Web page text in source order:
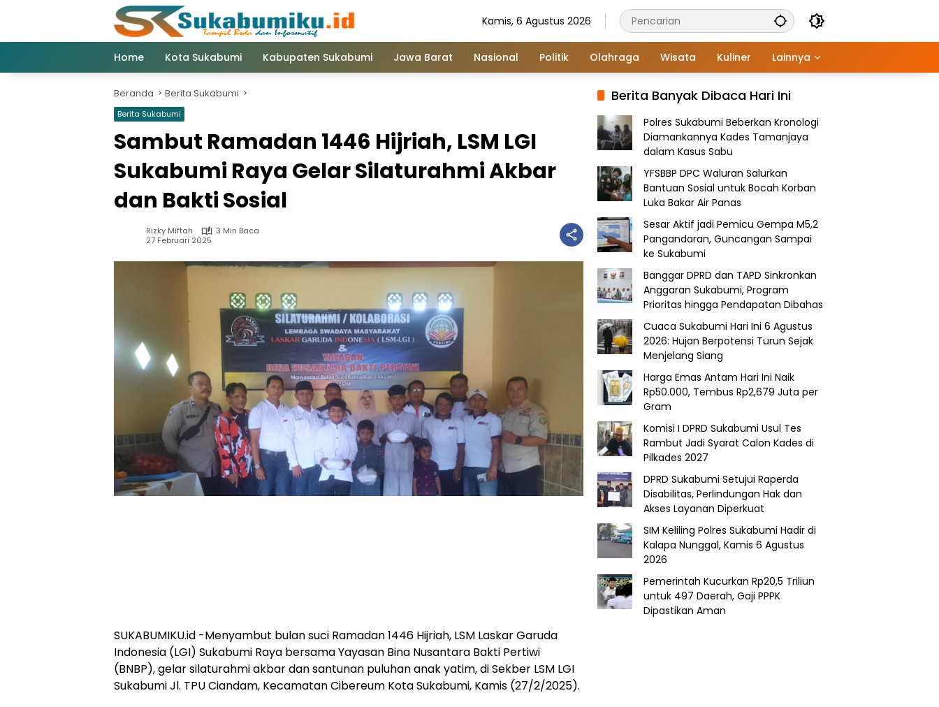
Kamis, 6 Agustus 2026
Home Kota Sukabumi Kabupaten Sukabumi Jawa Barat Nasional Politik Olahraga Wisata Kuliner Lainnya
Beranda Berita Sukabumi
Berita Sukabumi
Sambut Ramadan 1446 Hijriah, LSM LGI
Sukabumi Raya Gelar Silaturahmi Akbar
dan Bakti Sosial
Rizky Miftah
3 Min Baca
27 Februari 2025
SUKABUMIKU.id -Menyambut bulan suci Ramadan 1446 Hijriah, LSM Laskar Garuda
Indonesia (LGI) Sukabumi Raya bersama Yayasan Bina Nusantara Bakti Pertiwi
(BNBP), gelar silaturahmi akbar dan santunan puluhan anak yatim, di Sekber LSM LGI
Sukabumi Jl. TPU Ciandam, Kecamatan Cibereum Kota Sukabumi, Kamis (27/2/2025).
Berita Banyak Dibaca Hari Ini
Polres Sukabumi Beberkan Kronologi
Diamankannya Kades Tamanjaya
dalam Kasus Sabu
YFSBBP DPC Waluran Salurkan
Bantuan Sosial untuk Bocah Korban
Luka Bakar Air Panas
Sesar Aktif jadi Pemicu Gempa M5,2
Pangandaran, Guncangan Sampai
ke Sukabumi
Banggar DPRD dan TAPD Sinkronkan
Anggaran Sukabumi, Program
Prioritas hingga Pendapatan Dibahas
Cuaca Sukabumi Hari Ini 6 Agustus
2026: Hujan Berpotensi Turun Sejak
Menjelang Siang
Harga Emas Antam Hari Ini Naik
Rp50.000, Tembus Rp2,679 Juta per
Gram
Komisi I DPRD Sukabumi Usul Tes
Rambut Jadi Syarat Calon Kades di
Pilkades 2027
DPRD Sukabumi Setujui Raperda
Disabilitas, Perlindungan Hak dan
Akses Layanan Diperkuat
SIM Keliling Polres Sukabumi Hadir di
Kalapa Nunggal, Kamis 6 Agustus
2026
Pemerintah Kucurkan Rp20,5 Triliun
untuk 497 Daerah, Gaji PPPK
Dipastikan Aman